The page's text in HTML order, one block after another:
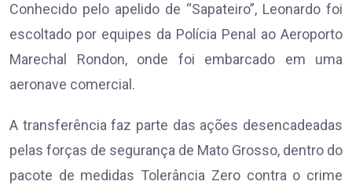
Conhecido pelo apelido de “Sapateiro”, Leonardo foi
escoltado por equipes da Polícia Penal ao Aeroporto
Marechal Rondon, onde foi embarcado em uma
aeronave comercial.
A transferência faz parte das ações desencadeadas
pelas forças de segurança de Mato Grosso, dentro do
pacote de medidas Tolerância Zero contra o crime